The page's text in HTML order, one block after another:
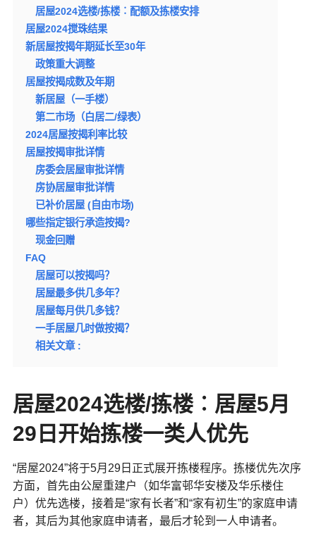
居屋2024选楼/拣楼︰配额及拣楼安排
居屋2024搅珠结果
新居屋按揭年期延长至30年
政策重大调整
居屋按揭成数及年期
新居屋（一手楼）
第二市场（白居二/绿表）
2024居屋按揭利率比较
居屋按揭审批详情
房委会居屋审批详情
房协居屋审批详情
已补价居屋 (自由市场)
哪些指定银行承造按揭?
现金回赠
FAQ
居屋可以按揭吗？
居屋最多供几多年？
居屋每月供几多钱？
一手居屋几时做按揭？
相关文章 :
居屋2024选楼/拣楼︰居屋5月
29日开始拣楼一类人优先
“居屋2024”将于5月29日正式展开拣楼程序。拣楼优先次序
方面，首先由公屋重建户（如华富邨华安楼及华乐楼住
户）优先选楼，接着是“家有长者”和“家有初生”的家庭申请
者，其后为其他家庭申请者，最后才轮到一人申请者。